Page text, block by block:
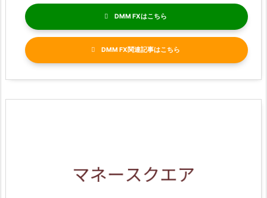
DMM FX
DMM FX関連記事